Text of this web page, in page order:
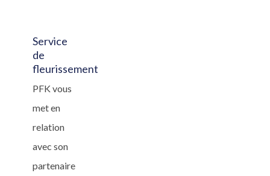
Service
de
fleurissement
PFK vous
met en
relation
avec son
partenaire